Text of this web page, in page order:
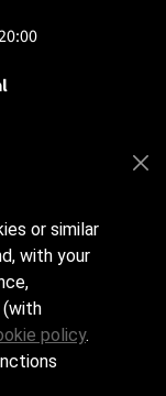
or similar
with your
(with
policy.